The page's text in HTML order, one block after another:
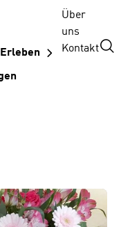
Über
uns
Kontakt